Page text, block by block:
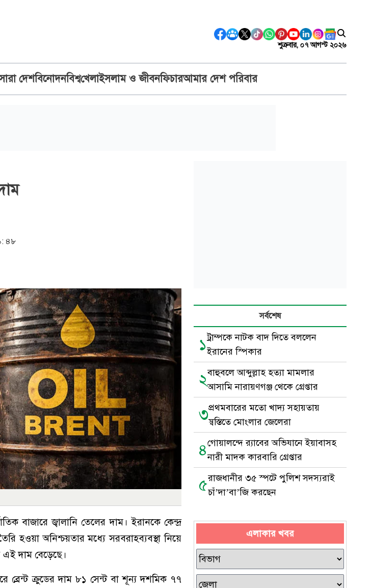
শুক্রবার, ০৭ আগস্ট ২০২৬
দেশবিনোদনবিশ্বখেলাইসলাম ও জীবনফিচারআমার দেশ পরিবার
৪৮
বাজারে জ্বালানি তেলের দাম। ইরানকে কেন্দ্র
হওয়া অনিশ্চয়তার মধ্যে সরবরাহব্যবস্থা নিয়ে
এই দাম বেড়েছে।
ব্রেন্ট ক্রুডের দাম ৮১ সেন্ট বা শূন্য দশমিক ৭৭
সর্বশেষ
১ট্রাম্পকে নাটক বাদ দিতে বললেন
ইরানের স্পিকার
২বাহুবলে আব্দুল্লাহ হত্যা মামলার
আসামি নারায়ণগঞ্জ থেকে গ্রেপ্তার
৩প্রথমবারের মতো খাদ্য সহায়তায়
স্বস্তিতে মোংলার জেলেরা
৪গোয়ালন্দে র‍্যাবের অভিযানে ইয়াবাসহ
নারী মাদক কারবারি গ্রেপ্তার
৫রাজধানীর ৩৫ স্পটে পুলিশ সদস্যরাই
চাঁ’দা’বা’জি করছেন
এলাকার খবর